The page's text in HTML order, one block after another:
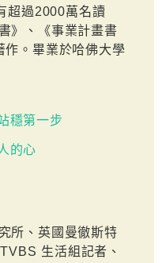
超過2000萬名讀
》、《事業計畫書
作。畢業於哈佛大學
穩第一步
的心
所、英國曼徹斯特
生活組記者、